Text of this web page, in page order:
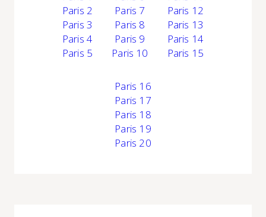
Paris 2
Paris 3
Paris 4
Paris 5
Paris 7
Paris 8
Paris 9
Paris 10
Paris 12
Paris 13
Paris 14
Paris 15
Paris 16
Paris 17
Paris 18
Paris 19
Paris 20